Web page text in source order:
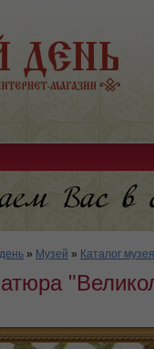
» Музей » Каталог музея